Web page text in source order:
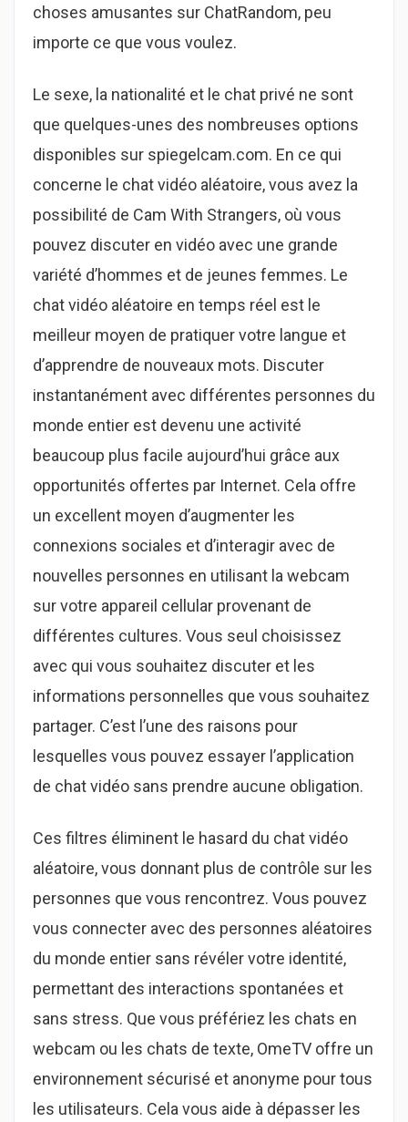
choses amusantes sur ChatRandom, peu
importe ce que vous voulez.
Le sexe, la nationalité et le chat privé ne sont
que quelques-unes des nombreuses options
disponibles sur spiegelcam.com. En ce qui
concerne le chat vidéo aléatoire, vous avez la
possibilité de Cam With Strangers, où vous
pouvez discuter en vidéo avec une grande
variété d’hommes et de jeunes femmes. Le
chat vidéo aléatoire en temps réel est le
meilleur moyen de pratiquer votre langue et
d’apprendre de nouveaux mots. Discuter
instantanément avec différentes personnes du
monde entier est devenu une activité
beaucoup plus facile aujourd’hui grâce aux
opportunités offertes par Internet. Cela offre
un excellent moyen d’augmenter les
connexions sociales et d’interagir avec de
nouvelles personnes en utilisant la webcam
sur votre appareil cellular provenant de
différentes cultures. Vous seul choisissez
avec qui vous souhaitez discuter et les
informations personnelles que vous souhaitez
partager. C’est l’une des raisons pour
lesquelles vous pouvez essayer l’application
de chat vidéo sans prendre aucune obligation.
Ces filtres éliminent le hasard du chat vidéo
aléatoire, vous donnant plus de contrôle sur les
personnes que vous rencontrez. Vous pouvez
vous connecter avec des personnes aléatoires
du monde entier sans révéler votre identité,
permettant des interactions spontanées et
sans stress. Que vous préfériez les chats en
webcam ou les chats de texte, OmeTV offre un
environnement sécurisé et anonyme pour tous
les utilisateurs. Cela vous aide à dépasser les